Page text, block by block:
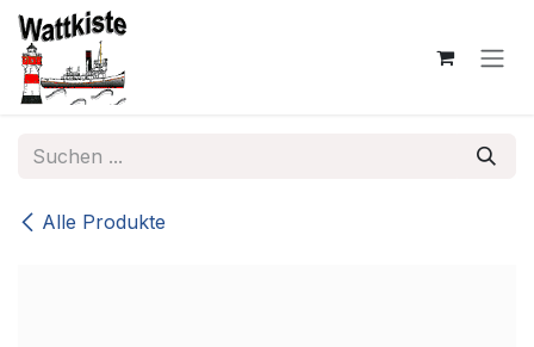
Zum Inhalt springen
Alle Produkte